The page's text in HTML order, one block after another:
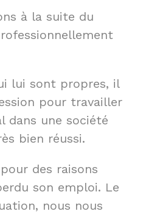
à la suite du
lui sont propres, il
pour travailler
dans une société
bien réussi.
des raisons
son emploi. Le
nous nous